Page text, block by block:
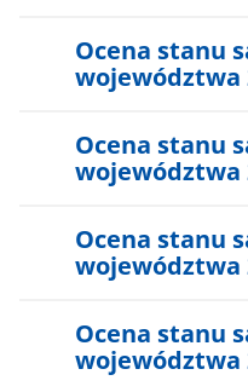
Ocena stanu
województwa
Ocena stanu
województwa
Ocena stanu
województwa
Ocena stanu
województwa